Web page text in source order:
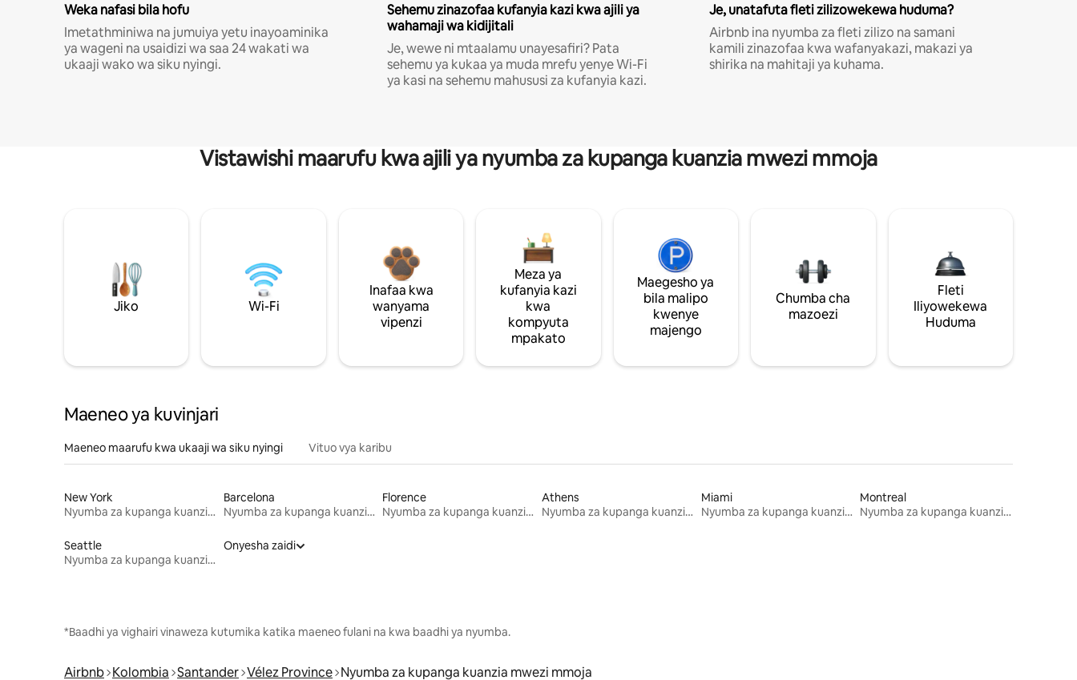
Weka nafasi bila hofu
Imetathminiwa na jumuiya yetu inayoaminika
ya wageni na usaidizi wa saa 24 wakati wa
ukaaji wako wa siku nyingi.
Sehemu zinazofaa kufanyia kazi kwa ajili ya
wahamaji wa kidijitali
Je, wewe ni mtaalamu unayesafiri? Pata
sehemu ya kukaa ya muda mrefu yenye Wi-Fi
ya kasi na sehemu mahususi za kufanyia kazi.
Je, unatafuta fleti zilizowekewa huduma?
Airbnb ina nyumba za fleti zilizo na samani
kamili zinazofaa kwa wafanyakazi, makazi ya
shirika na mahitaji ya kuhama.
Vistawishi maarufu kwa ajili ya nyumba za kupanga kuanzia mwezi mmoja
Jiko Wi-Fi
Inafaa kwa
wanyama
vipenzi
Meza ya
kufanyia kazi
kwa
kompyuta
mpakato
Maegesho ya
bila malipo
kwenye
majengo
Chumba cha
mazoezi
Fleti
Iliyowekewa
Huduma
Maeneo ya kuvinjari
Maeneo maarufu kwa ukaaji wa siku nyingi Vituo vya karibu
New York
Nyumba za kupanga kuanzia mwezi mmoja
Barcelona
Nyumba za kupanga kuanzia mwezi mmoja
Florence
Nyumba za kupanga kuanzia mwezi mmoja
Athens
Nyumba za kupanga kuanzia mwezi mmoja
Miami
Nyumba za kupanga kuanzia mwezi mmoja
Montreal
Nyumba za kupanga kuanzia mwezi mmoja
Seattle
Nyumba za kupanga kuanzia mwezi mmoja
Onyesha zaidi
*Baadhi ya vighairi vinaweza kutumika katika maeneo fulani na kwa baadhi ya nyumba.
Airbnb Kolombia Santander Vélez Province Nyumba za kupanga kuanzia mwezi mmoja